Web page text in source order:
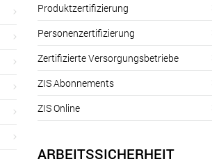
Produktzertifizierung
Personenzertifizierung
Zertifizierte Versorgungsbetriebe
ZIS Abonnements
ZIS Online
ARBEITSSICHERHEIT